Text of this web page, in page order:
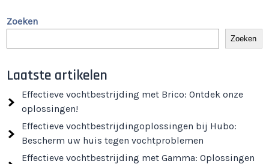
Zoeken
Zoeken
Laatste artikelen
Effectieve vochtbestrijding met Brico: Ontdek onze
oplossingen!
Effectieve vochtbestrijdingoplossingen bij Hubo:
Bescherm uw huis tegen vochtproblemen
Effectieve vochtbestrijding met Gamma: Oplossingen